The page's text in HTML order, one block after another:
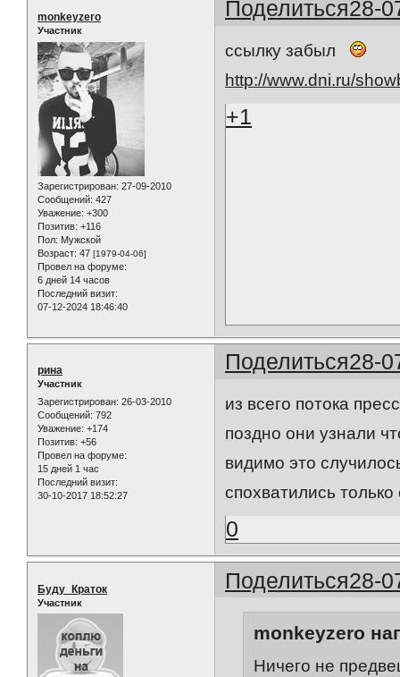
Поделиться28-
monkeyzero
Участник
Зарегистрирован: 27-09-2010
Сообщений: 427
Уважение: +300
Позитив: +116
Пол: Мужской
Возраст: 47 [1979-04-06]
Провел на форуме:
6 дней 14 часов
Последний визит:
07-12-2024 18:46:40
ссылку забыл
http://www.dni.ru/
+1
Поделиться28-
рина
Участник
Зарегистрирован: 26-03-2010
Сообщений: 792
Уважение: +174
Позитив: +56
Провел на форуме:
15 дней 1 час
Последний визит:
30-10-2017 18:52:27
из всего потока
поздно они узнали
видимо это
спохватились
0
Поделиться28-
Буду_Краток
Участник
monkeyzero
Ничего не